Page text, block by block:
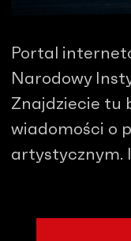
Portal
Narodowy
Znajdziecie tu
wiadomości o
artystycznym.